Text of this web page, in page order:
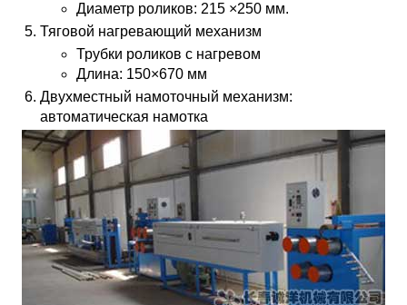
Диаметр роликов: 215 ×250 мм.
Тяговой нагревающий механизм
Трубки роликов с нагревом
Длина: 150×670 мм
Двухместный намоточный механизм:
автоматическая намотка